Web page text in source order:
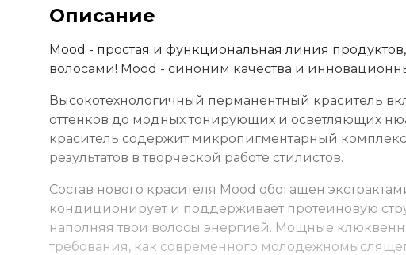
Описание
Mood - простая и функциональная линия
волосами! Mood - синоним качества и
Высокотехнологичный перманентный краситель
оттенков до модных тонирующих и осветляющих
краситель содержит микропигментарный
результатов в творческой работе стилистов.
Состав нового красителя Mood обогащен
кондиционирует и поддерживает протеиновую
наполняя твои волосы энергией. Мощные
требования, как современного